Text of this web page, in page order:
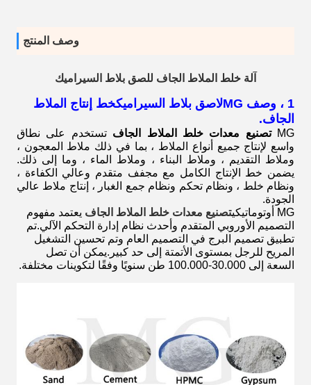
وصف المنتج
آلة خلط الملاط الجاف للصق بلاط السيراميك
1 ، وصف MG لاصق بلاط السيراميكخط إنتاج الملاط
الجاف.
MG تصنيع معدات خلط الملاط الجاف تستخدم على نطاق
واسع لإنتاج جميع أنواع الملاط ، بما في ذلك ملاط ​​المعجون ،
وملاط التقديم ، وملاط البناء ، وملاط الماء ، وما إلى ذلك.
يضمن خط الإنتاج الكامل مع مجفف متقدم وعالي الكفاءة ،
ونظام خلط ، ونظام تحكم ونظام جمع الغبار ، إنتاج ملاط ​​عالي
الجودة.
MG أوتوماتيكي
تصنيع معدات خلط الملاط الجاف يعتمد مفهوم
التصميم الأوروبي المتقدم وأحدث نظام إدارة التحكم الآلي.تم
تطبيق تصميم البرج في التصميم العام وتم تحسين التشغيل
المريح للرجل بمستوى الأتمتة إلى حد كبير.يمكن أن تصل
السعة إلى 30.000-100.000 طن سنويًا وفقًا لتكوينات مختلفة.